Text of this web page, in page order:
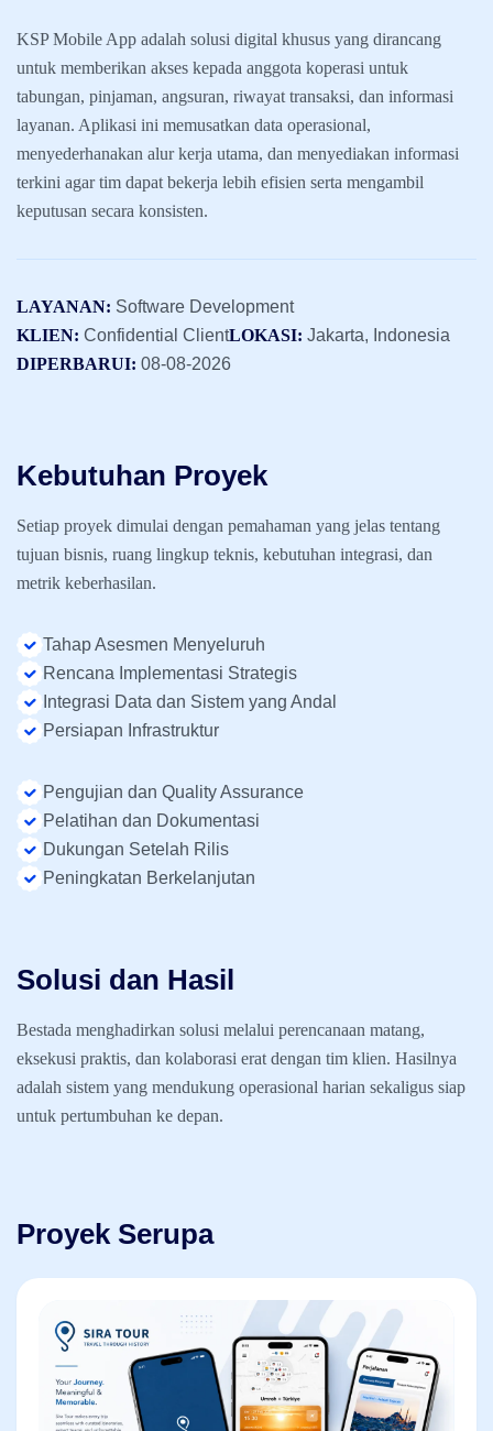
KSP Mobile App adalah solusi digital khusus yang dirancang
untuk memberikan akses kepada anggota koperasi untuk
tabungan, pinjaman, angsuran, riwayat transaksi, dan informasi
layanan. Aplikasi ini memusatkan data operasional,
menyederhanakan alur kerja utama, dan menyediakan informasi
terkini agar tim dapat bekerja lebih efisien serta mengambil
keputusan secara konsisten.
LAYANAN: Software Development
KLIEN: Confidential ClientLOKASI: Jakarta, Indonesia
DIPERBARUI: 08-08-2026
Kebutuhan Proyek
Setiap proyek dimulai dengan pemahaman yang jelas tentang
tujuan bisnis, ruang lingkup teknis, kebutuhan integrasi, dan
metrik keberhasilan.
Tahap Asesmen Menyeluruh
Rencana Implementasi Strategis
Integrasi Data dan Sistem yang Andal
Persiapan Infrastruktur
Pengujian dan Quality Assurance
Pelatihan dan Dokumentasi
Dukungan Setelah Rilis
Peningkatan Berkelanjutan
Solusi dan Hasil
Bestada menghadirkan solusi melalui perencanaan matang,
eksekusi praktis, dan kolaborasi erat dengan tim klien. Hasilnya
adalah sistem yang mendukung operasional harian sekaligus siap
untuk pertumbuhan ke depan.
Proyek Serupa